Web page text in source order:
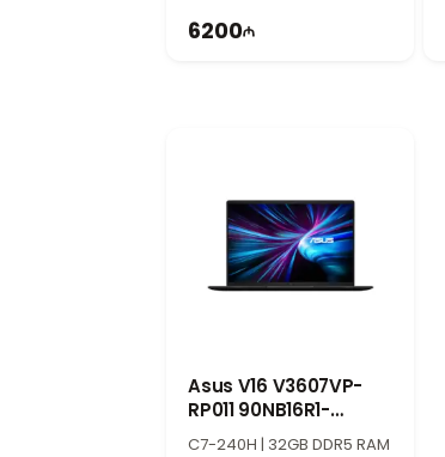
6200
Asus V16 V3607VP-
RP011 90NB16R1-
M002W0
C7-240H | 32GB DDR5 RAM